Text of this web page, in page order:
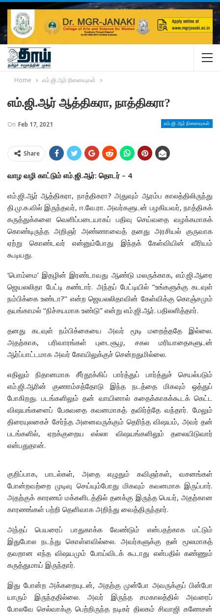
Home எம்.ஜி.ஆர் நினைவுகள்
எம்.ஜி.ஆர் ஆத்திகரா, நாத்திகரா?
எம்.ஜி.ஆர் நினைவுகள்
On Feb 17, 2021
Share
வாழ வழி காட்டும் எம்.ஜி.ஆர்: தொடர் – 4
எம்.ஜி.ஆர் ஆத்திகரா, நாத்திகரா? அதுவும் ஆரம்ப காலத்திலிருந்து
தி.மு.க.வில் இருந்தவர், ஈ.வே.ரா. அவர்களுடன் பழகியவர், நாத்திகக்
கருத்துக்களை வெளிப்படையாகப் பதிவு செய்வதை வழக்கமாகக்
கொண்டிருந்த அறிஞர் அண்ணாவைத் தனது அரசியல் குருவாக
ஏற்று கொண்டவர் என்னும்போது இந்தக் கேள்வியின் வீரியம்
கூடியது.
‘பொம்மை’ இதழின் இரண்டாவது ஆண்டு மலருக்காக, எம்.ஜி.ஆரை
ஜெயலலிதா பேட்டி கண்டார். அந்தப் பேட்டியில் ‘‘உங்களுக்கு கடவுள்
நம்பிக்கை உண்டா?’’ என்ற ஜெயலலிதாவின் கேள்விக்கு கொஞ்சமும்
தயங்காமல் ‘‘நிச்சயமாக உண்டு’’ என்று எம்.ஜி.ஆர். பதிலளித்தார்.
தனது கடவுள் நம்பிக்கையை அவர் மூடி மறைத்ததே இல்லை.
அதற்காக, பரிவாரங்கள் புடைசூழ, சகல மரியாதைகளுடன்
ஆர்ப்பாட்டமாக அவர் கோயிலுக்குச் சென்றதுமில்லை.
எதிலும் நிதானமாக சீர்தூக்கிப் பார்த்துப் பார்த்துச் செயல்படும்
எம்.ஜி.ஆரின் குணாம்சத்தோடு இந்த நடத்தை மிகவும் ஒத்துப்
போகிறது. படங்களிலும் தன் வாயினால் கதைக்காகக்கூடக் கெட்ட
விஷயங்களைப் பேசுவதை கவனமாகத் தவிர்த்தே வந்தார். மேலும்
திரையுலகைச் சேர்ந்த அனைவருக்கும் தெரிந்த விஷயம், அவர் தன்
படங்களில், ஏறக்குறைய எல்லா விஷயங்களிலும் தலையிடுவார்
என்பதுதான்.
குறிப்பாக, பாடல்கள், அதை எழுதும் கவிஞர்கள், வசனங்கள்
போன்றவற்றை முடிவு செய்யும்போது மிகவும் கவனமாக இருப்பார்.
அதற்குக் காரணம் மக்களிடத்தில் தனக்கு இருந்த பெயர், அதற்கான
காரணங்கள் பற்றி தெளிவாக அறிந்து வைத்திருந்தார்.
அந்தப் பெயரைப் பாதுகாக்க வேண்டும் என்பதற்காக மட்டும்
இதுபோல நடந்து கொள்ளவில்லை. அவர்களுக்கு தன் மூலமாகத்
தவறான எந்த விஷயமும் போய்விடக் கூடாது என்பதில் கண்ணும்
கருத்துமாய் இருந்தார்.
இது போன்ற அக்கறையுடன், அதற்கு முன்போ அவருக்குப் பின்போ
யாரும் இருந்ததில்லை. அவர் இருந்த சமகாலத்தில் அவரைப்
போலவே செல்வாக்கு பெற்றிருந்த நடிகர் திலகம் சிவாஜி கணேசன்